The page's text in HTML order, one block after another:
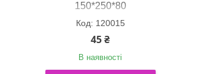
150*250*80
120015
45 ₴
В наявності